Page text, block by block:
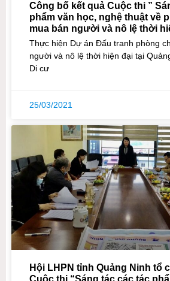
Công bố kết quả Cuộc thi ”
phẩm văn học, nghệ thuật về
mua bán người và nô lệ thời
Thực hiện Dự án Đấu tranh phòng
người và nô lệ thời hiện đại tại
Di cư
25/03/2021
Hội LHPN tỉnh Quảng Ninh tổ
Cuộc thi “Sáng tác các tác